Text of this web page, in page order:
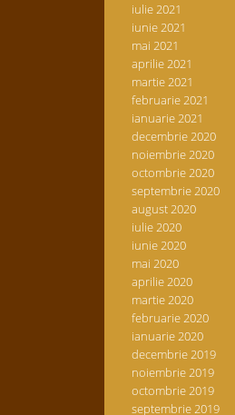
iulie 2021
iunie 2021
mai 2021
aprilie 2021
martie 2021
februarie 2021
ianuarie 2021
decembrie 2020
noiembrie 2020
octombrie 2020
septembrie 2020
august 2020
iulie 2020
iunie 2020
mai 2020
aprilie 2020
martie 2020
februarie 2020
ianuarie 2020
decembrie 2019
noiembrie 2019
octombrie 2019
septembrie 2019